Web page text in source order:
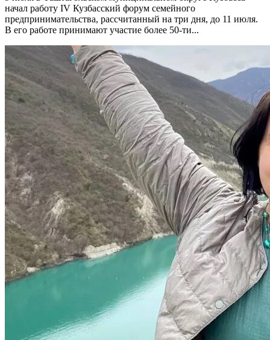
начал работу IV Кузбасский форум семейного
предпринимательства, рассчитанный на три дня, до 11 июля.
В его работе принимают участие более 50-ти...